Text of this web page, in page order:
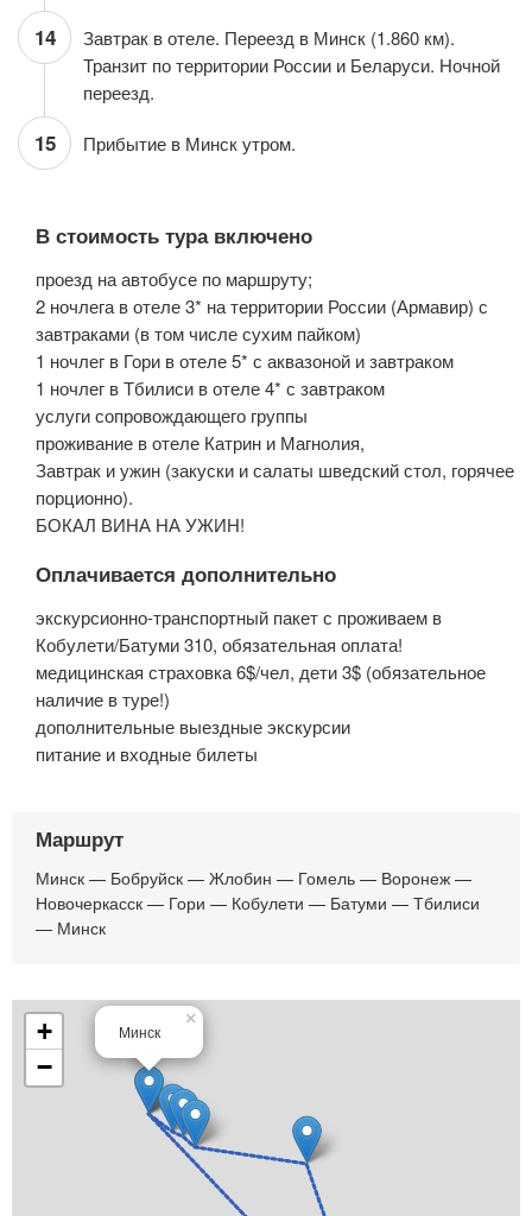
14
Завтрак в отеле. Переезд в Минск (1.860 км).
Транзит по территории России и Беларуси. Ночной
переезд.
15 Прибытие в Минск утром.
В стоимость тура включено
проезд на автобусе по маршруту;
2 ночлега в отеле 3* на территории России (Армавир) с
завтраками (в том числе сухим пайком)
1 ночлег в Гори в отеле 5* с аквазоной и завтраком
1 ночлег в Тбилиси в отеле 4* с завтраком
услуги сопровождающего группы
проживание в отеле Катрин и Магнолия,
Завтрак и ужин (закуски и салаты шведский стол, горячее
порционно).
БОКАЛ ВИНА НА УЖИН!
Оплачивается дополнительно
экскурсионно-транспортный пакет с проживаем в
Кобулети/Батуми 310, обязательная оплата!
медицинская страховка 6$/чел, дети 3$ (обязательное
наличие в туре!)
дополнительные выездные экскурсии
питание и входные билеты
Маршрут
Минск — Бобруйск — Жлобин — Гомель — Воронеж —
Новочеркасск — Гори — Кобулети — Батуми — Тбилиси
— Минск
Минск
×
+
−